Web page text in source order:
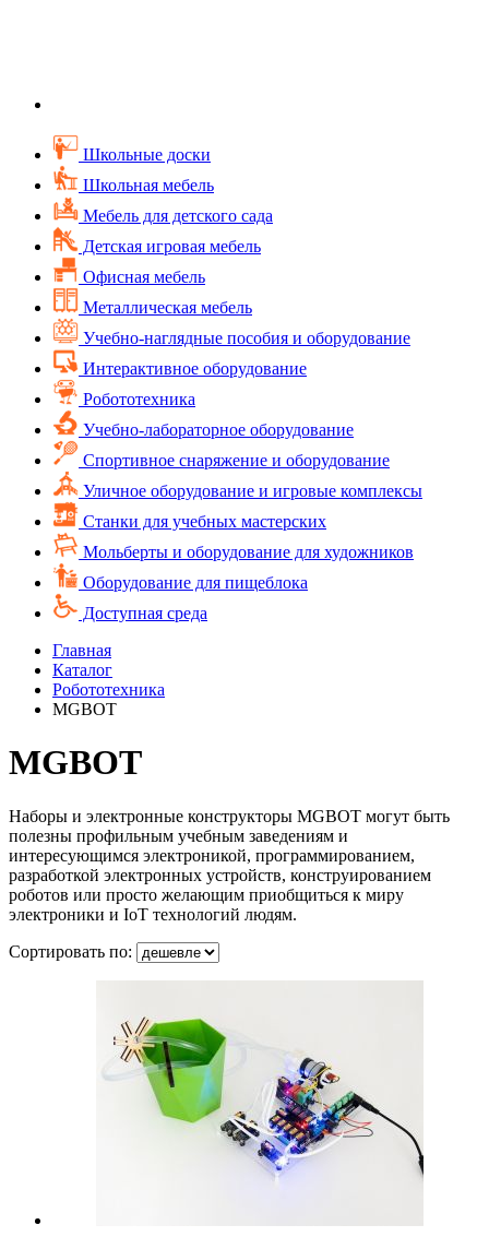
Школьные доски
Школьная мебель
Мебель для детского сада
Детская игровая мебель
Офисная мебель
Металлическая мебель
Учебно-наглядные пособия и оборудование
Интерактивное оборудование
Робототехника
Учебно-лабораторное оборудование
Спортивное снаряжение и оборудование
Уличное оборудование и игровые комплексы
Cтанки для учебных мастерских
Мольберты и оборудование для художников
Оборудование для пищеблока
Доступная среда
Главная
Каталог
Робототехника
MGBOT
MGBOT
Наборы и электронные конструкторы MGBOT могут быть
полезны профильным учебным заведениям и
интересующимся электроникой, программированием,
разработкой электронных устройств, конструированием
роботов или просто желающим приобщиться к миру
электроники и IoT технологий людям.
Сортировать по: